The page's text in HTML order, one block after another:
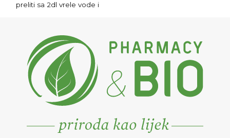
preliti sa 2dl vrele vode i
Pomaže kod menstrualnih
tegoba, ublažava simptome
klimakterija, kod bijelog
pranja.